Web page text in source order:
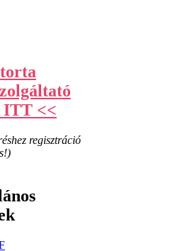
<<
regisztráció